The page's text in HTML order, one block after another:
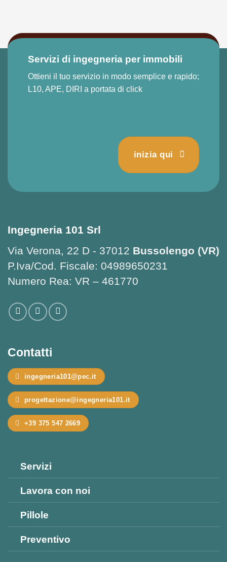
Servizi di ingegneria per immobili
Ottieni il tuo servizio in modo semplice e rapido;
L10, APE, DIRI a portata di click
inizia qui
Ingegneria 101 Srl
Via Verona, 22 D - 37012 Bussolengo (VR)
P.Iva/Cod. Fiscale: 04989650231
Numero Rea: VR – 461770
Contatti
ingegneria101@pec.it
progettazione@ingegneria101.it
+39 375 547 2669
Servizi
Lavora con noi
Pillole
Preventivo